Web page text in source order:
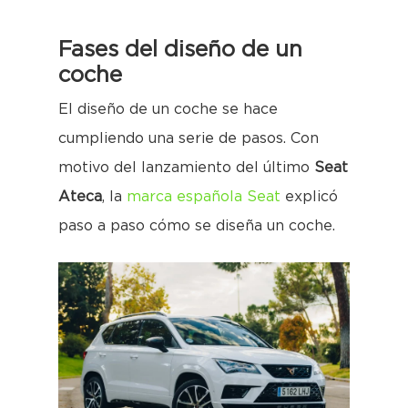
Fases del diseño de un
coche
El diseño de un coche se hace
cumpliendo una serie de pasos. Con
motivo del lanzamiento del último Seat
Ateca, la marca española Seat explicó
paso a paso cómo se diseña un coche.